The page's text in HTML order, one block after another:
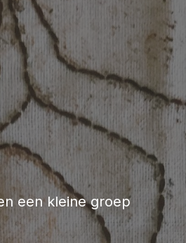
een kleine groep